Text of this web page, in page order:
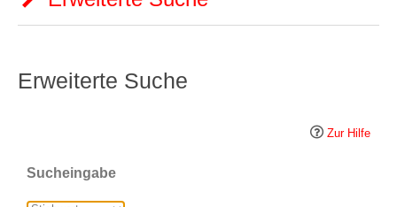
Erweiterte Suche
Zur Hilfe
Sucheingabe